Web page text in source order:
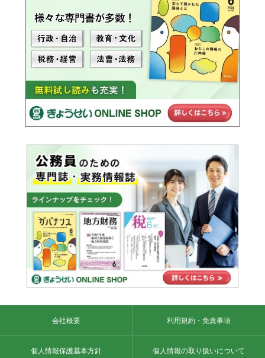
会社概要 利用規約・免責事項
個人情報保護基本方針 個人情報の取り扱いについて